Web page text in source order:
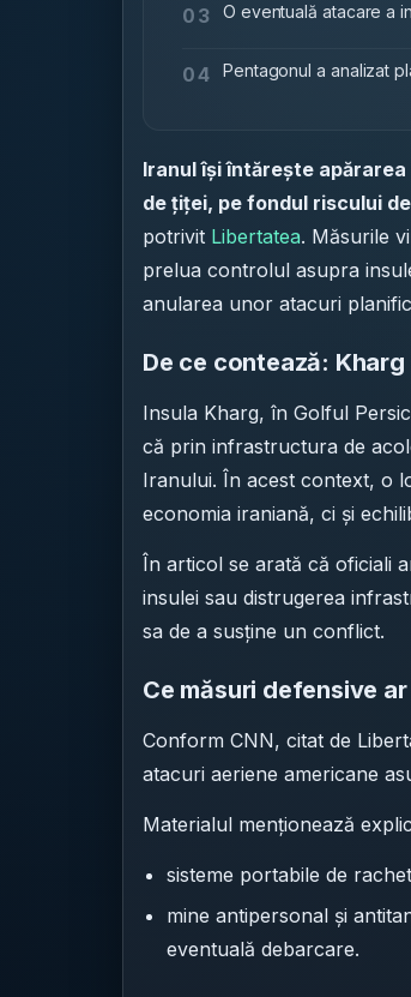
03 O eventuală atacare a
04 Pentagonul a analizat
Iranul își întărește apărarea
de țiței, pe fondul riscului
potrivit Libertatea. Măsurile
prelua controlul asupra
anularea unor atacuri
De ce contează:
Insula Kharg, în Golful
că prin infrastructura de
Iranului. În acest context, o
economia iraniană, ci și
În articol se arată că oficiali
insulei sau distrugerea
sa de a susține un conflict.
Ce măsuri defensive
Conform CNN, citat de
atacuri aeriene americane
Materialul menționează
sisteme portabile de
mine antipersonal și
eventuală debarcare.